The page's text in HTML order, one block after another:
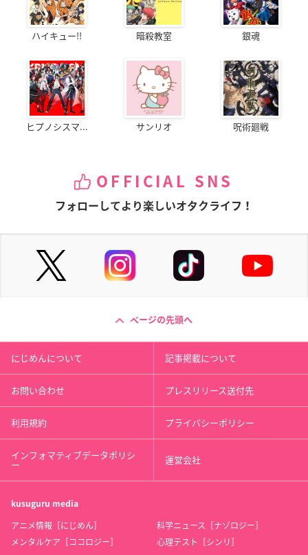
ハイキュー!! 暗殺教室 銀魂
ヒプノシスマ... サンリオ 呪術廻戦
OFFICIAL SNS
フォローしてより楽しいオタクライフ！
ページの先頭へ
にじめんについて 記事掲載について
お問い合わせ プレスリリース送付先
利用規約 プライバシーポリシー
インフォマティブデータポリシ
ー 運営会社
kusuguru media
アニメ情報［にじめん］
科学ニュース［ナゾロジー］
メンタルケア［ココロジー］
心理テスト［シンリ］